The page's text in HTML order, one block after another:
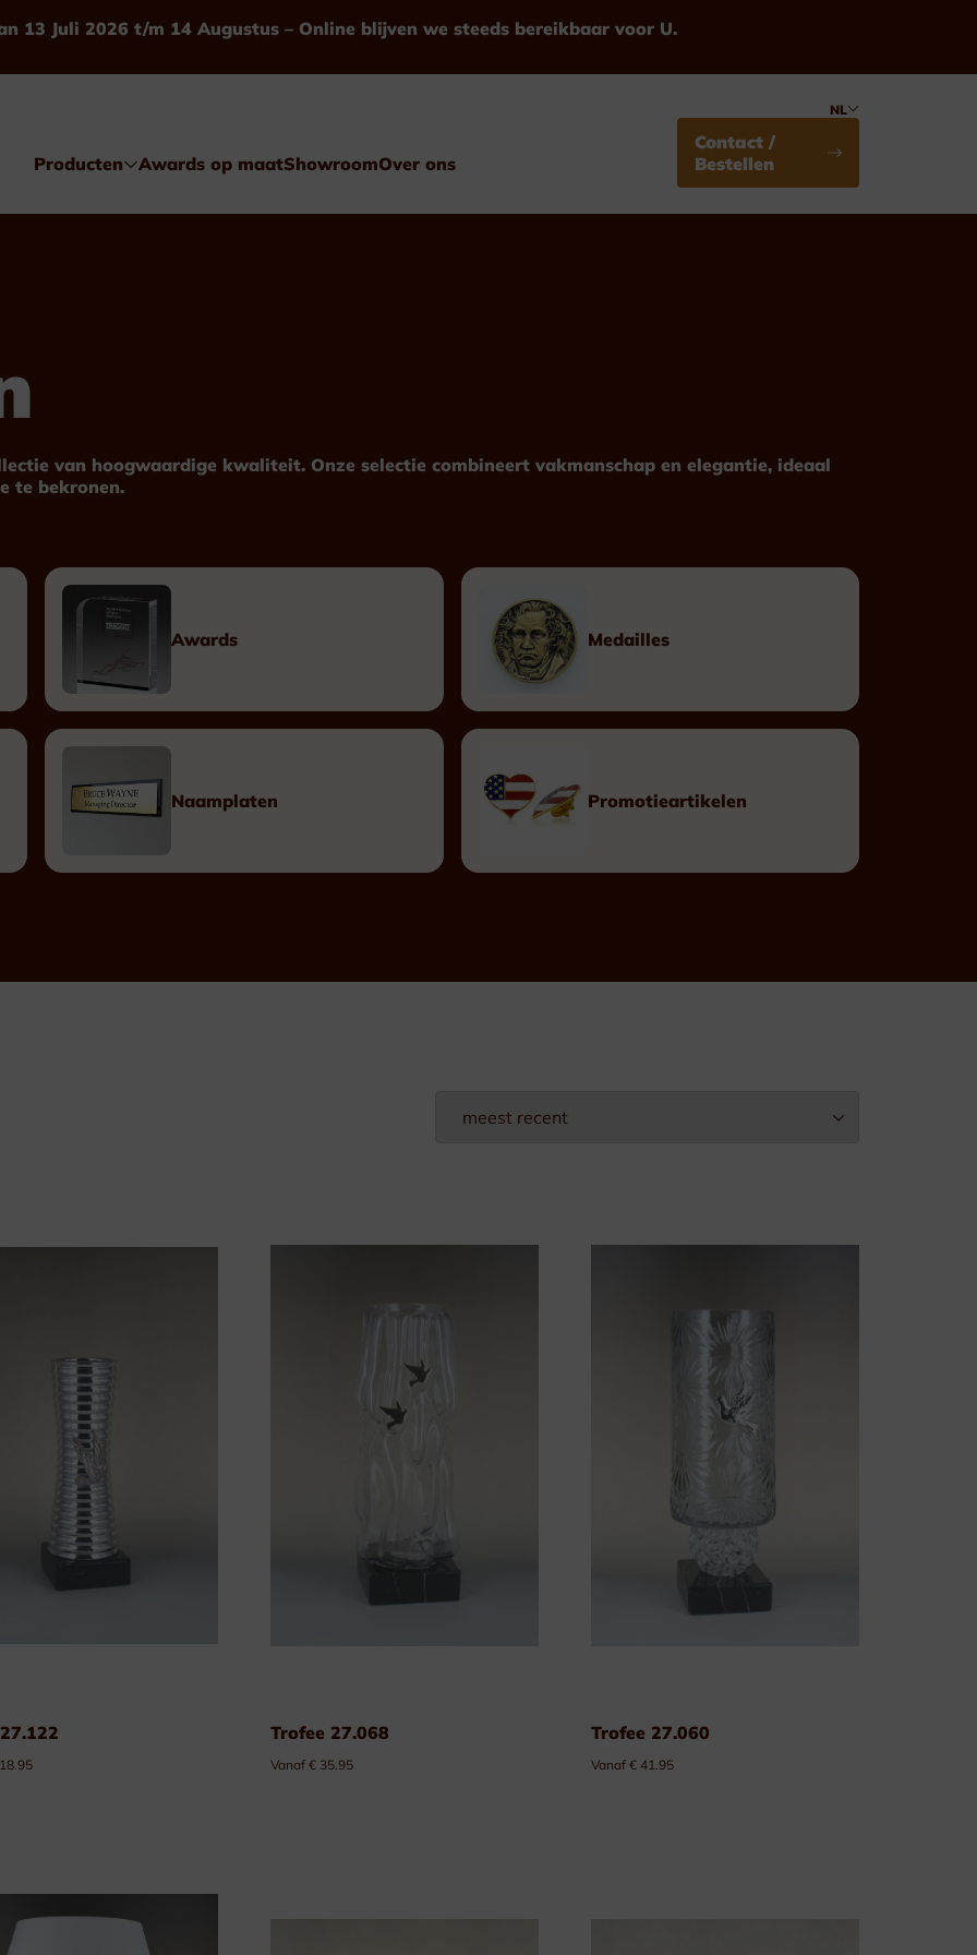
13 Juli 2026 t/m 14 Augustus – Online blijven we steeds bereikbaar voor U.
Producten
Glas & Kristal
Plexiglas
Metaal
Kunststof
Plaketten
Tombstones
Standaard
Naamplaten Eretekens
Militaire Eretekens
Awards op maatShowroomOver ons
NL
Contact /
Bestellen
van hoogwaardige kwaliteit. Onze selectie combineert vakmanschap en elegantie, ideaal
te bekronen.
Awards Medailles
Naamplaten Promotieartikelen
Trofee 27.068
Vanaf € 35.95
Trofee 27.060
Vanaf € 41.95